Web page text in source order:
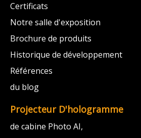
Certificats
Notre salle d'exposition
Brochure de produits
Historique de développement
Références
du blog
Projecteur D'hologramme
de cabine Photo AI,